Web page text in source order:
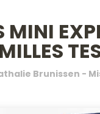
MINI
Brunissen -